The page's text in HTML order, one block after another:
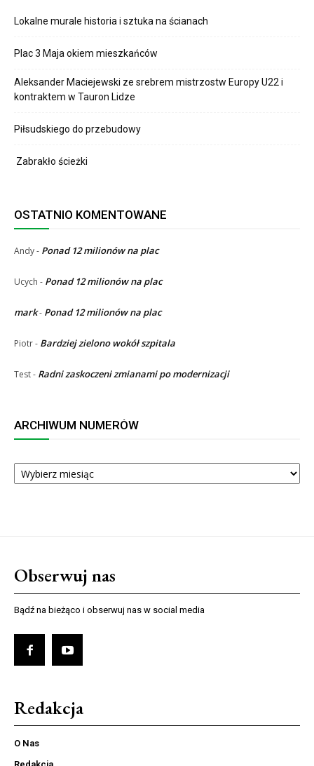
Lokalne murale historia i sztuka na ścianach
Plac 3 Maja okiem mieszkańców
Aleksander Maciejewski ze srebrem mistrzostw Europy U22 i
kontraktem w Tauron Lidze
Piłsudskiego do przebudowy
Zabrakło ścieżki
OSTATNIO KOMENTOWANE
Andy- Ponad 12 milionów na plac
Ucych - Ponad 12 milionów na plac
mark- Ponad 12 milionów na plac
Piotr- Bardziej zielono wokół szpitala
Test- Radni zaskoczeni zmianami po modernizacji
ARCHIWUM NUMERÓW
ARCHIWUM
NUMERÓW
Obserwuj nas
Bądź na bieżąco i obserwuj nas w social media
Redakcja
O Nas